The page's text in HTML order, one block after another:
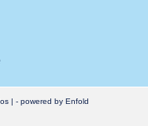
| - powered by Enfold